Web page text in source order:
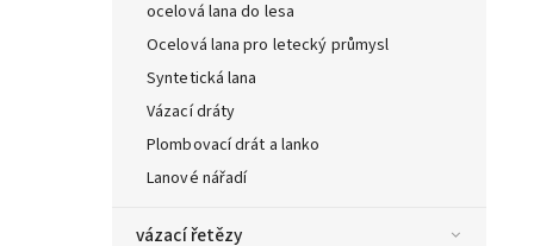
ocelová lana do lesa
Ocelová lana pro letecký průmysl
Syntetická lana
Vázací dráty
Plombovací drát a lanko
Lanové nářadí
vázací řetězy